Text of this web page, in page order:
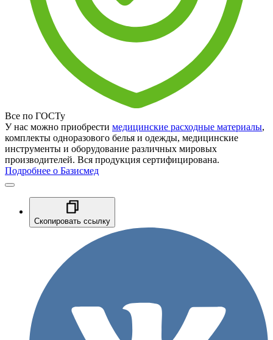
Все по ГОСТу
У нас можно приобрести медицинские расходные материалы,
комплекты одноразового белья и одежды, медицинские
инструменты и оборудование различных мировых
производителей. Вся продукция сертифицирована.
Подробнее о Базисмед
Скопировать ссылку